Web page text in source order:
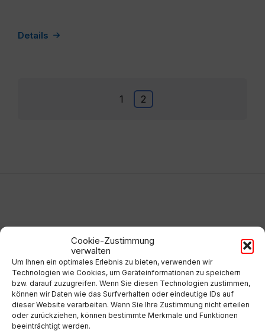
Cookie-Zustimmung
verwalten
Um Ihnen ein optimales Erlebnis zu bieten, verwenden wir
Technologien wie Cookies, um Geräteinformationen zu speichern
bzw. darauf zuzugreifen. Wenn Sie diesen Technologien zustimmen,
können wir Daten wie das Surfverhalten oder eindeutige IDs auf
dieser Website verarbeiten. Wenn Sie Ihre Zustimmung nicht erteilen
oder zurückziehen, können bestimmte Merkmale und Funktionen
beeinträchtigt werden.
Details
Seitennummerierung
1 2
Marktgemeindeamt Lavamünd
Lavamünd 65, 9473 Lavamünd
Besucher seit 09/1999: